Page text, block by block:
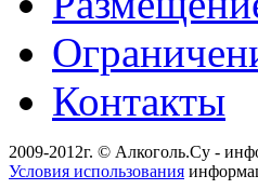
Контакты
2009-2012г. © Алкоголь.Су -
Условия использования